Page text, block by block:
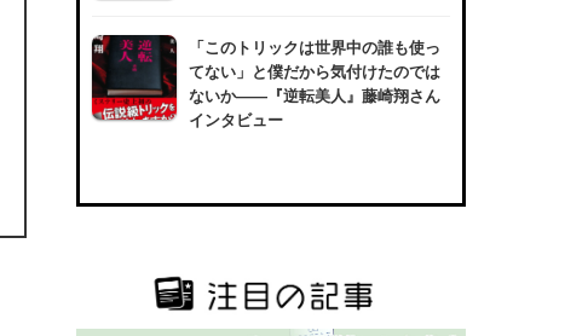
「このトリックは世界中の誰も使っ
てない」と僕だから気付けたのでは
ないか――『逆転美人』藤崎翔さん
インタビュー